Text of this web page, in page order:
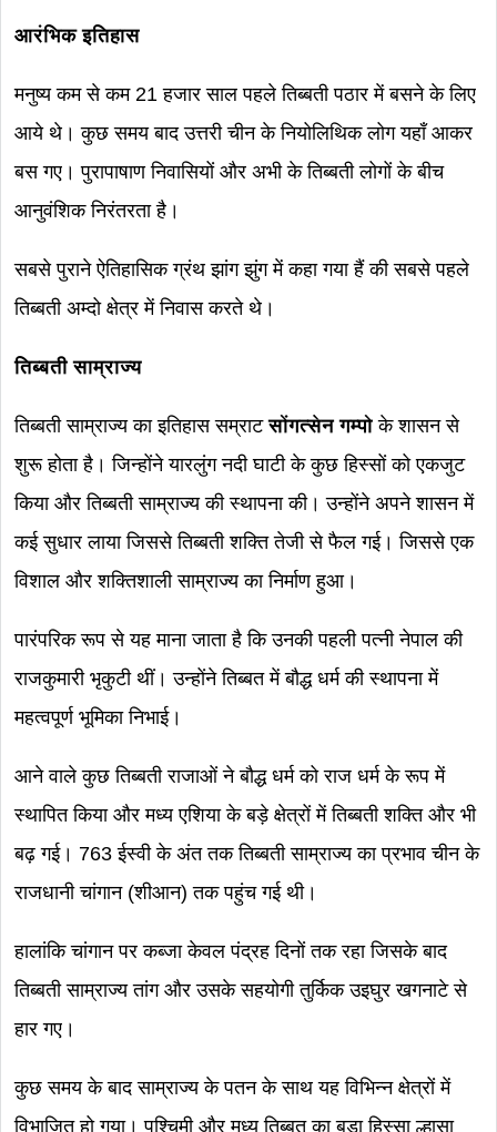
आरंभिक इतिहास
मनुष्य कम से कम 21 हजार साल पहले तिब्बती पठार में बसने के लिए
आये थे। कुछ समय बाद उत्तरी चीन के नियोलिथिक लोग यहाँ आकर
बस गए। पुरापाषाण निवासियों और अभी के तिब्बती लोगों के बीच
आनुवंशिक निरंतरता है।
सबसे पुराने ऐतिहासिक ग्रंथ झांग झुंग में कहा गया हैं की सबसे पहले
तिब्बती अम्दो क्षेत्र में निवास करते थे।
तिब्बती साम्राज्य
तिब्बती साम्राज्य का इतिहास सम्राटसोंगत्सेन गम्पो के शासन से
शुरू होता है। जिन्होंने यारलुंग नदी घाटी के कुछ हिस्सों को एकजुट
किया और तिब्बती साम्राज्य की स्थापना की। उन्होंने अपने शासन में
कई सुधार लाया जिससे तिब्बती शक्ति तेजी से फैल गई। जिससे एक
विशाल और शक्तिशाली साम्राज्य का निर्माण हुआ।
पारंपरिक रूप से यह माना जाता है कि उनकी पहली पत्नी नेपाल की
राजकुमारी भृकुटी थीं। उन्होंने तिब्बत में बौद्ध धर्म की स्थापना में
महत्वपूर्ण भूमिका निभाई।
आने वाले कुछ तिब्बती राजाओं ने बौद्ध धर्म को राज धर्म के रूप में
स्थापित किया और मध्य एशिया के बड़े क्षेत्रों में तिब्बती शक्ति और भी
बढ़ गई। 763 ईस्वी के अंत तक तिब्बती साम्राज्य का प्रभाव चीन के
राजधानी चांगान (शीआन) तक पहुंच गई थी।
हालांकि चांगान पर कब्जा केवल पंद्रह दिनों तक रहा जिसके बाद
तिब्बती साम्राज्य तांग और उसके सहयोगी तुर्किक उइघुर खगनाटे से
हार गए।
कुछ समय के बाद साम्राज्य के पतन के साथ यह विभिन्न क्षेत्रों में
विभाजित हो गया। पश्चिमी और मध्य तिब्बत का बड़ा हिस्सा ल्हासा